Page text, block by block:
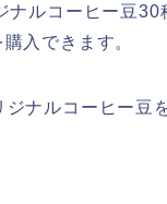
ナルコーヒー豆30
入できます。
ナルコーヒー豆